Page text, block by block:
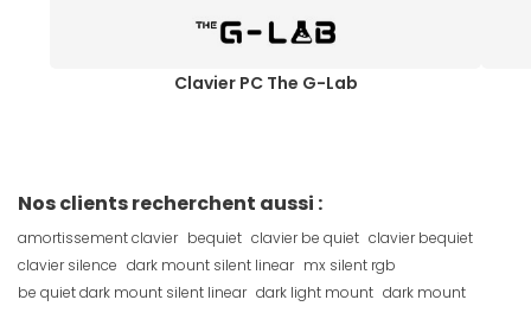
Clavier PC The G-Lab
Nos clients recherchent aussi :
amortissement clavier bequiet clavier be quiet clavier bequiet
clavier silence dark mount silent linear mx silent rgb
be quiet dark mount silent linear dark light mount dark mount